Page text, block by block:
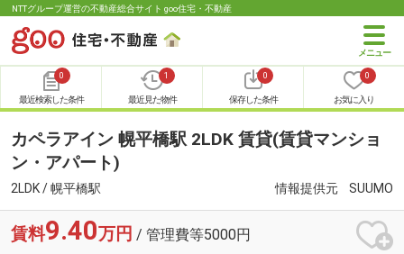
NTTグループ運営の不動産総合サイト goo住宅・不動産
0
最近検索した条件
1
最近見た物件
0
保存した条件
0
お気に入り
カペラアイン 幌平橋駅 2LDK 賃貸(賃貸マンショ
ン・アパート)
2LDK / 幌平橋駅 情報提供元 SUUMO
賃料9.40万円 / 管理費等5000円